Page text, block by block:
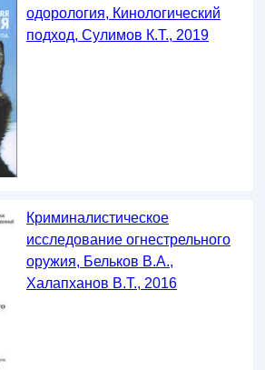
одорология, Кинологический
подход, Сулимов К.Т., 2019
Криминалистическое
исследование огнестрельного
оружия, Бельков В.А.,
Халапханов В.Т., 2016